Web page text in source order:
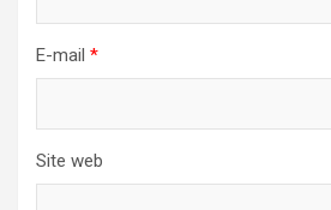
E-mail *
Site web